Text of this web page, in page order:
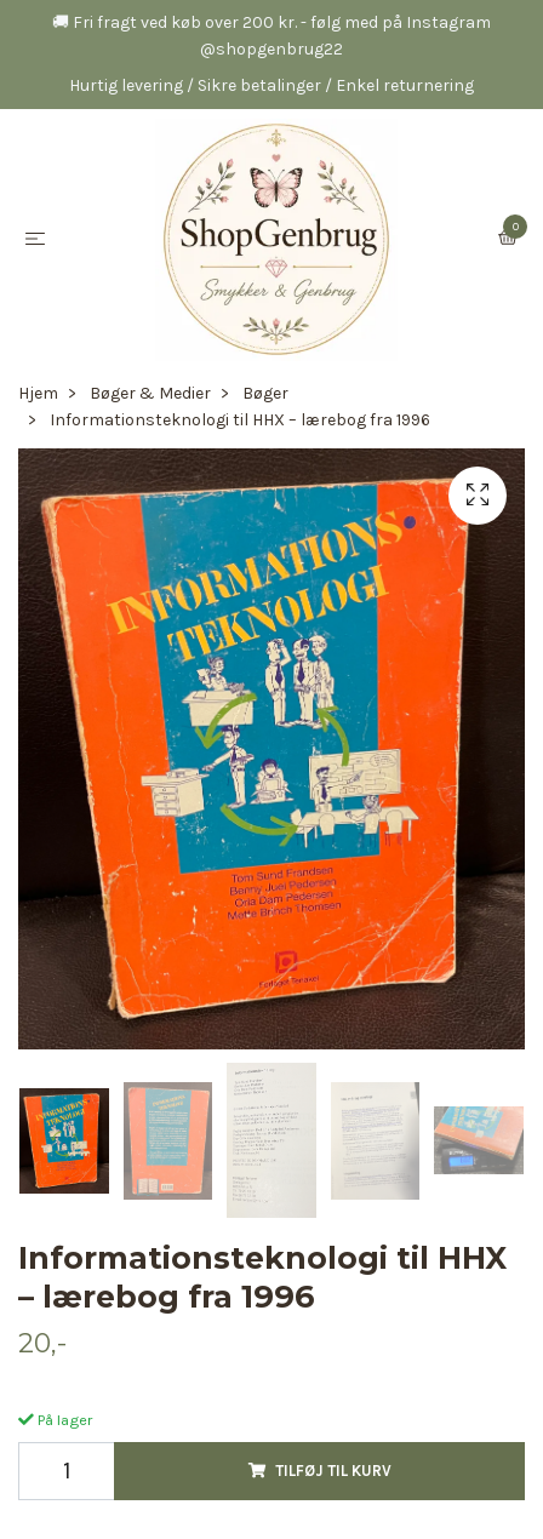
🚚 Fri fragt ved køb over 200 kr. - følg med på Instagram
@shopgenbrug22
Hurtig levering / Sikre betalinger / Enkel returnering
0
Hjem Bøger & Medier
Bøger
Informationsteknologi til HHX – lærebog fra 1996
Informationsteknologi til HHX
– lærebog fra 1996
20,-
På lager
TILFØJ TIL KURV